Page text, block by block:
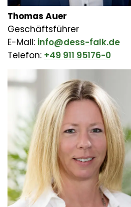
Thomas Auer
Geschäftsführer
E-Mail: info@dess-falk.de
Telefon: +49 911 95176-0